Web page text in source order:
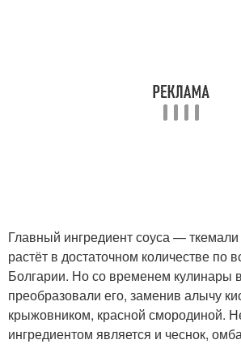
Главный ингредиент соуса —
растёт в достаточном количестве по
Болгарии. Но со временем кулинары
преобразовали его, заменив алычу
крыжовником, красной смородиной.
ингредиентом является и чеснок,